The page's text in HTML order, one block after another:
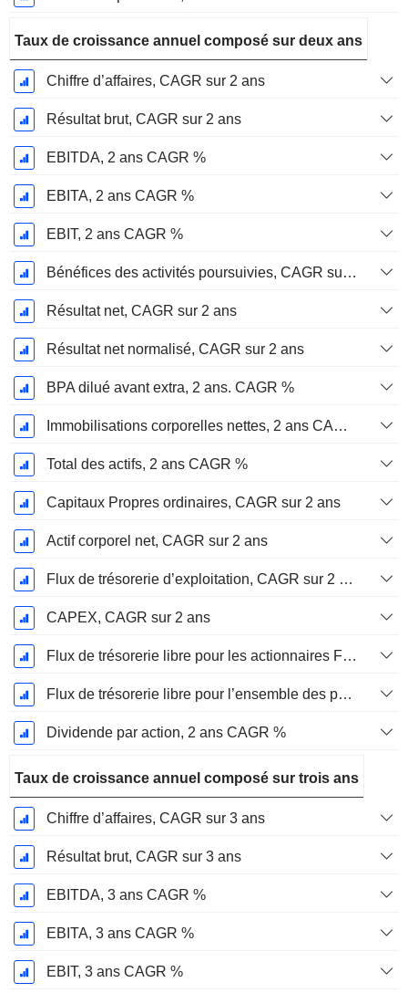
Taux de croissance annuel composé sur deux ans
Chiffre d’affaires, CAGR sur 2 ans
Résultat brut, CAGR sur 2 ans
EBITDA, 2 ans CAGR %
EBITA, 2 ans CAGR %
EBIT, 2 ans CAGR %
Bénéfices des activités poursuivies, CAGR sur 2 ans
Résultat net, CAGR sur 2 ans
Résultat net normalisé, CAGR sur 2 ans
BPA dilué avant extra, 2 ans. CAGR %
Immobilisations corporelles nettes, 2 ans CAGR %
Total des actifs, 2 ans CAGR %
Capitaux Propres ordinaires, CAGR sur 2 ans
Actif corporel net, CAGR sur 2 ans
Flux de trésorerie d’exploitation, CAGR sur 2 ans
CAPEX, CAGR sur 2 ans
Flux de trésorerie libre pour les actionnaires FCFE, CAGR sur 2 ans
Flux de trésorerie libre pour l’ensemble des pourvoyeurs de fonds (créanciers et actionnaires) FCFF, CAGR sur 2 ans
Dividende par action, 2 ans CAGR %
Taux de croissance annuel composé sur trois ans
Chiffre d’affaires, CAGR sur 3 ans
Résultat brut, CAGR sur 3 ans
EBITDA, 3 ans CAGR %
EBITA, 3 ans CAGR %
EBIT, 3 ans CAGR %